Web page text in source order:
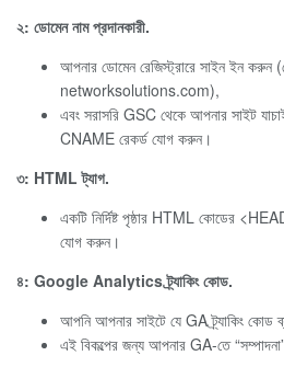
২: ডোমেন নাম প্রদানকারী.
আপনার ডোমেন রেজিস্ট্রারে সাইন ইন
networksolutions.com),
এবং সরাসরি GSC থেকে আপনার সাইট
CNAME রেকর্ড যোগ করুন।
৩: HTML ট্যাগ.
একটি নির্দিষ্ট পৃষ্ঠার HTML কোডের
যোগ করুন।
৪: Google Analytics ট্র্যাকিং কোড.
আপনি আপনার সাইটে যে GA ট্র্যাকিং কোড
এই বিকল্পের জন্য আপনার GA-তে